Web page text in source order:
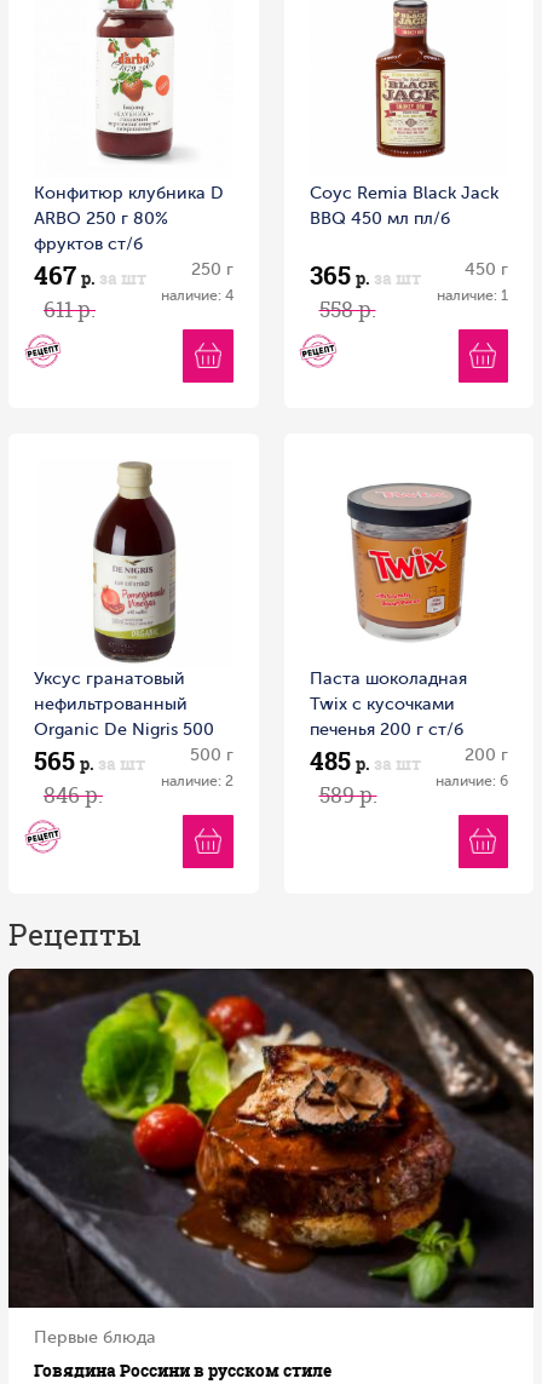
Конфитюр клубника D
ARBO 250 г 80%
фруктов ст/б
467 р. за шт
611 р.
250 г
наличие: 4
Соус Remia Black Jack
BBQ 450 мл пл/б
365 р. за шт
558 р.
450 г
наличие: 1
Уксус гранатовый
нефильтрованный
Organic Dе Nigris 500
мл 1/6
565 р. за шт
846 р.
500 г
наличие: 2
Паста шоколадная
Twix с кусочками
печенья 200 г ст/б
485 р. за шт
589 р.
200 г
наличие: 6
Рецепты
Первые блюда
Говядина Россини в русском стиле